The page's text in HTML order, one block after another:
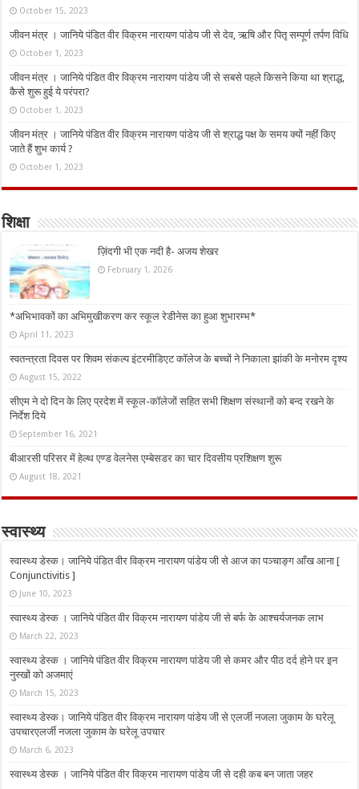
October 15, 2023
जीवन मंत्र । जानिये पंडित वीर विक्रम नारायण पांडेय जी से देव, ऋषि और पितृ सम्पूर्ण तर्पण विधि
October 1, 2023
जीवन मंत्र । जानिये पंडित वीर विक्रम नारायण पांडेय जी से सबसे पहले किसने किया था श्राद्ध,
कैसे शुरू हुई ये परंपरा?
October 1, 2023
जीवन मंत्र । जानिये पंडित वीर विक्रम नारायण पांडेय जी से श्राद्ध पक्ष के समय क्यों नहीं किए
जाते हैं शुभ कार्य ?
October 1, 2023
शिक्षा
ज़िंदगी भी एक नदी है- अजय शेखर
February 1, 2026
*अभिभावकों का अभिमुखीकरण कर स्कूल रेडीनेस का हुआ शुभारम्भ*
April 11, 2023
स्वतन्त्रता दिवस पर शिवम संकल्प इंटरमीडिएट कॉलेज के बच्चों ने निकाला झांकी के मनोरम दृश्य
August 15, 2022
सीएम ने दो दिन के लिए प्रदेश में स्कूल-कॉलेजों सहित सभी शिक्षण संस्थानों को बन्द रखने के
निर्देश दिये
September 16, 2021
बीआरसी परिसर में हेल्थ एण्ड वेलनेस एम्बेसडर का चार दिवसीय प्रशिक्षण शुरू
August 18, 2021
स्वास्थ्य
स्वास्थ्य डेस्क। जानिये पंडित वीर विक्रम नारायण पांडेय जी से आज का पञ्चाङ्ग आँख आना [
Conjunctivitis ]
June 10, 2023
स्वास्थ्य डेस्क । जानिये पंडित वीर विक्रम नारायण पांडेय जी से बर्फ के आश्चर्यजनक लाभ
March 22, 2023
स्वास्थ्य डेस्क । जानिये पंडित वीर विक्रम नारायण पांडेय जी से कमर और पीठ दर्द होने पर इन
नुस्‍खों को अजमाएं
March 15, 2023
स्वास्थ्य डेस्क। जानिये पंडित वीर विक्रम नारायण पांडेय जी से एलर्जी नजला जुकाम के घरेलू
उपचारएलर्जी नजला जुकाम के घरेलू उपचार
March 6, 2023
स्वास्थ्य डेस्क । जानिये पंडित वीर विक्रम नारायण पांडेय जी से दही कब बन जाता जहर